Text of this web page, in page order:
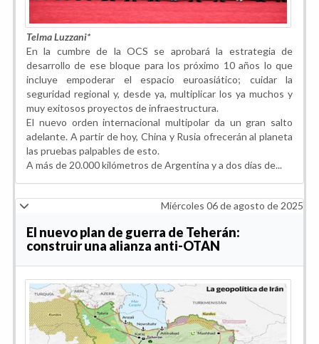
Telma Luzzani*
En la cumbre de la OCS se aprobará la estrategia de
desarrollo de ese bloque para los próximo 10 años lo que
incluye empoderar el espacio euroasiático; cuidar la
seguridad regional y, desde ya, multiplicar los ya muchos y
muy exitosos proyectos de infraestructura.
El nuevo orden internacional multipolar da un gran salto
adelante. A partir de hoy, China y Rusia ofrecerán al planeta
las pruebas palpables de esto.
A más de 20.000 kilómetros de Argentina y a dos días de...
Miércoles 06 de agosto de 2025
El nuevo plan de guerra de Teherán:
construir una alianza anti-OTAN